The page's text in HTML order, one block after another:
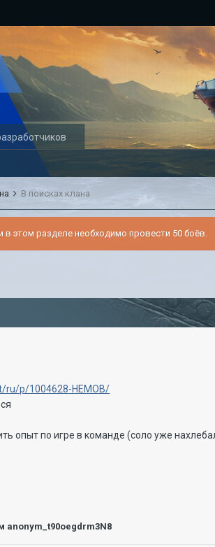
В поисках клана
в этом разделе необходимо провести 50 боёв.
ru/p/1004628-HEMOB/
опыт по игре в команде (соло уже
anonym_t90oegdrm3N8